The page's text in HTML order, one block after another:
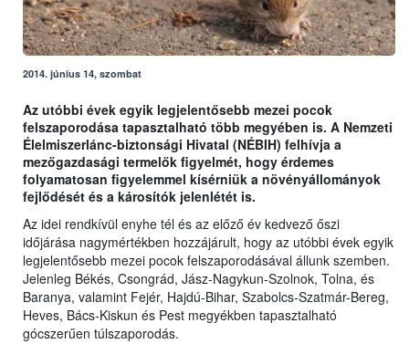
2014. június 14, szombat
Az utóbbi évek egyik legjelentősebb mezei pocok
felszaporodása tapasztalható több megyében is. A Nemzeti
Élelmiszerlánc-biztonsági Hivatal (NÉBIH) felhívja a
mezőgazdasági termelők figyelmét, hogy érdemes
folyamatosan figyelemmel kísérniük a növényállományok
fejlődését és a károsítók jelenlétét is.
Az idei rendkívül enyhe tél és az előző év kedvező őszi
időjárása nagymértékben hozzájárult, hogy az utóbbi évek egyik
legjelentősebb mezei pocok felszaporodásával állunk szemben.
Jelenleg Békés, Csongrád, Jász-Nagykun-Szolnok, Tolna, és
Baranya, valamint Fejér, Hajdú-Bihar, Szabolcs-Szatmár-Bereg,
Heves, Bács-Kiskun és Pest megyékben tapasztalható
gócszerűen túlszaporodás.